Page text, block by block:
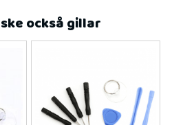
också gillar